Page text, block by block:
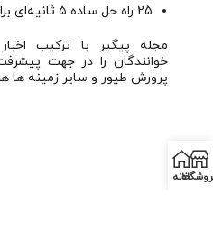
25 راه حل ساده ۵ ثانیه‌ای برای کاهش وزن
مجله پیگیر با ترکیب
خوانندگان را در جهت
پرورش طیور و سایر زمینه ها
خانه